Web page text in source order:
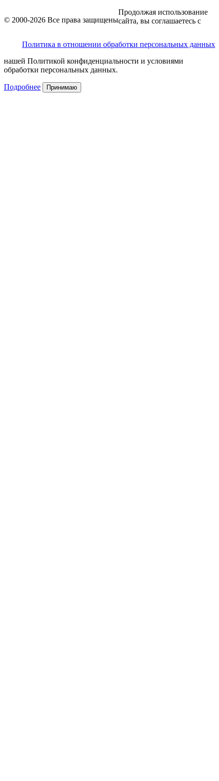
© 2000-2026 Все права защищены
Политика в отношении обработки персональных данных
Продолжая использование
сайта, вы соглашаетесь с
нашей Политикой конфиденциальности и условиями
обработки персональных данных.
Подробнее Принимаю